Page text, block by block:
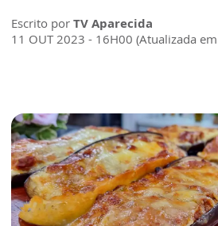
Escrito por TV Aparecida
11 OUT 2023 - 16H00 (Atualizada